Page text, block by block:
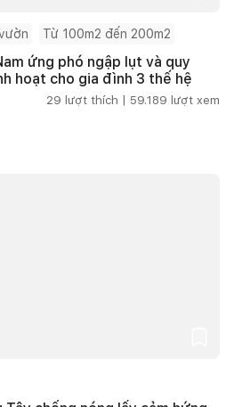
Từ 100m2 đến 200m2
ứng phó ngập lụt và quy
hoạt cho gia đình 3 thế hệ
29 lượt thích | 59.189 lượt xem